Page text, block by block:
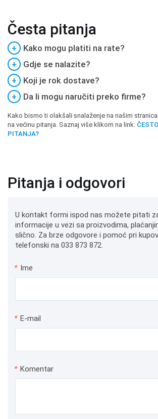
Česta pitanja
+
Kako mogu platiti na rate?
+
Gdje se nalazite?
+
Koji je rok dostave?
+
Da li mogu naručiti preko firme?
Kako bismo ti olakšali snalaženje na našim
na većinu pitanja. Saznaj više klikom na link:
PITANJA?
Pitanja i odgovori
U kontakt formi ispod nas možete pitati
informacije u vezi sa proizvodima,
slično. Za brze odgovore i pomoć pri
telefonski na 033 873 872.
* Ime
* E-mail
* Komentar